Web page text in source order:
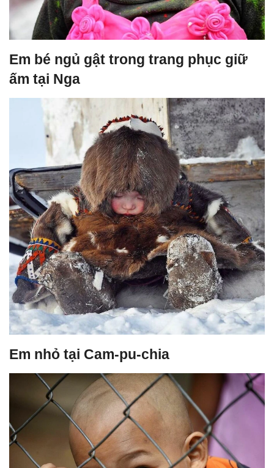
Em bé ngủ gật trong trang phục giữ
ấm tại Nga
Em nhỏ tại Cam-pu-chia